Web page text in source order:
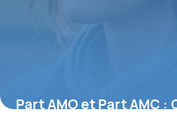
Part AMO et Part AMC